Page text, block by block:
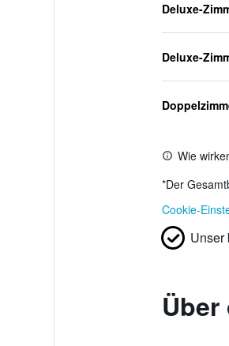
Deluxe-
Deluxe-
Wie
*Der
Cookie-
Unser